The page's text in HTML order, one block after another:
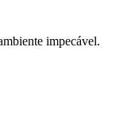
impecável.